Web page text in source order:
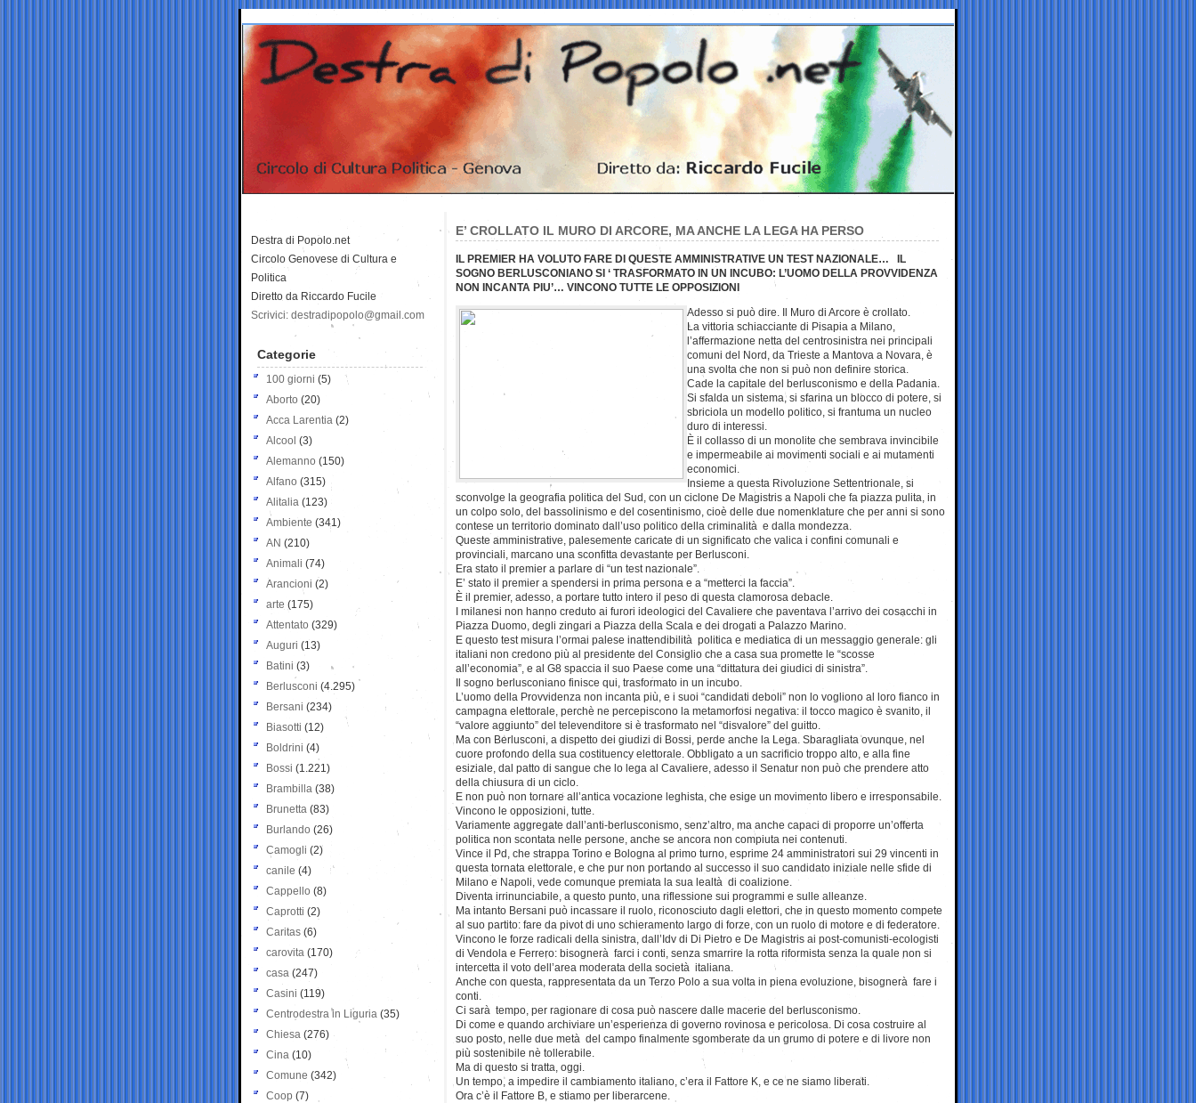
E’ CROLLATO IL MURO DI ARCORE, MA ANCHE LA LEGA HA PERSO
IL PREMIER HA VOLUTO FARE DI QUESTE AMMINISTRATIVE UN TEST NAZIONALE… IL
SOGNO BERLUSCONIANO SI ‘ TRASFORMATO IN UN INCUBO: L’UOMO DELLA PROVVIDENZA
NON INCANTA PIU’… VINCONO TUTTE LE OPPOSIZIONI
Adesso si può dire. Il Muro di Arcore è crollato.
La vittoria schiacciante di Pisapia a Milano,
l’affermazione netta del centrosinistra nei principali
comuni del Nord, da Trieste a Mantova a Novara, è
una svolta che non si può non definire storica.
Cade la capitale del berlusconismo e della Padania.
Si sfalda un sistema, si sfarina un blocco di potere, si
sbriciola un modello politico, si frantuma un nucleo
duro di interessi.
È il collasso di un monolite che sembrava invincibile
e impermeabile ai movimenti sociali e ai mutamenti
economici.
Insieme a questa Rivoluzione Settentrionale, si
sconvolge la geografia politica del Sud, con un ciclone De Magistris a Napoli che fa piazza pulita, in
un colpo solo, del bassolinismo e del cosentinismo, cioè delle due nomenklature che per anni si sono
contese un territorio dominato dall’uso politico della criminalità e dalla mondezza.
Queste amministrative, palesemente caricate di un significato che valica i confini comunali e
provinciali, marcano una sconfitta devastante per Berlusconi.
Era stato il premier a parlare di “un test nazionale”.
E’ stato il premier a spendersi in prima persona e a “metterci la faccia”.
È il premier, adesso, a portare tutto intero il peso di questa clamorosa debacle.
I milanesi non hanno creduto ai furori ideologici del Cavaliere che paventava l’arrivo dei cosacchi in
Piazza Duomo, degli zingari a Piazza della Scala e dei drogati a Palazzo Marino.
E questo test misura l’ormai palese inattendibilità politica e mediatica di un messaggio generale: gli
italiani non credono più al presidente del Consiglio che a casa sua promette le “scosse
all’economia”, e al G8 spaccia il suo Paese come una “dittatura dei giudici di sinistra”.
Il sogno berlusconiano finisce qui, trasformato in un incubo.
L’uomo della Provvidenza non incanta più, e i suoi “candidati deboli” non lo vogliono al loro fianco in
campagna elettorale, perchè ne percepiscono la metamorfosi negativa: il tocco magico è svanito, il
“valore aggiunto” del televenditore si è trasformato nel “disvalore” del guitto.
Ma con Berlusconi, a dispetto dei giudizi di Bossi, perde anche la Lega. Sbaragliata ovunque, nel
cuore profondo della sua costituency elettorale. Obbligato a un sacrificio troppo alto, e alla fine
esiziale, dal patto di sangue che lo lega al Cavaliere, adesso il Senatur non può che prendere atto
della chiusura di un ciclo.
E non può non tornare all’antica vocazione leghista, che esige un movimento libero e irresponsabile.
Vincono le opposizioni, tutte.
Variamente aggregate dall’anti-berlusconismo, senz’altro, ma anche capaci di proporre un’offerta
politica non scontata nelle persone, anche se ancora non compiuta nei contenuti.
Vince il Pd, che strappa Torino e Bologna al primo turno, esprime 24 amministratori sui 29 vincenti in
questa tornata elettorale, e che pur non portando al successo il suo candidato iniziale nelle sfide di
Milano e Napoli, vede comunque premiata la sua lealtà di coalizione.
Diventa irrinunciabile, a questo punto, una riflessione sui programmi e sulle alleanze.
Ma intanto Bersani può incassare il ruolo, riconosciuto dagli elettori, che in questo momento compete
al suo partito: fare da pivot di uno schieramento largo di forze, con un ruolo di motore e di federatore.
Vincono le forze radicali della sinistra, dall’Idv di Di Pietro e De Magistris ai post-comunisti-ecologisti
di Vendola e Ferrero: bisognerà farci i conti, senza smarrire la rotta riformista senza la quale non si
intercetta il voto dell’area moderata della società italiana.
Anche con questa, rappresentata da un Terzo Polo a sua volta in piena evoluzione, bisognerà fare i
conti.
Ci sarà tempo, per ragionare di cosa può nascere dalle macerie del berlusconismo.
Di come e quando archiviare un’esperienza di governo rovinosa e pericolosa. Di cosa costruire al
suo posto, nelle due metà del campo finalmente sgomberate da un grumo di potere e di livore non
più sostenibile nè tollerabile.
Ma di questo si tratta, oggi.
Un tempo, a impedire il cambiamento italiano, c’era il Fattore K, e ce ne siamo liberati.
Ora c’è il Fattore B, e stiamo per liberarcene.
Destra di Popolo.net
Circolo Genovese di Cultura e
Politica
Diretto da Riccardo Fucile
Scrivici: destradipopolo@gmail.com
Categorie
100 giorni (5)
Aborto (20)
Acca Larentia (2)
Alcool (3)
Alemanno (150)
Alfano (315)
Alitalia (123)
Ambiente (341)
AN (210)
Animali (74)
Arancioni (2)
arte (175)
Attentato (329)
Auguri (13)
Batini (3)
Berlusconi (4.295)
Bersani (234)
Biasotti (12)
Boldrini (4)
Bossi (1.221)
Brambilla (38)
Brunetta (83)
Burlando (26)
Camogli (2)
canile (4)
Cappello (8)
Caprotti (2)
Caritas (6)
carovita (170)
casa (247)
Casini (119)
Centrodestra in Liguria (35)
Chiesa (276)
Cina (10)
Comune (342)
Coop (7)